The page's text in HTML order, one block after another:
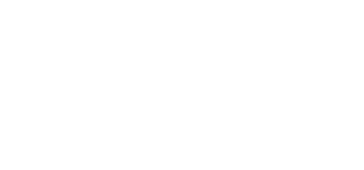
Para un look atemporal, opta
son fáciles de combinar con jeans, chinos